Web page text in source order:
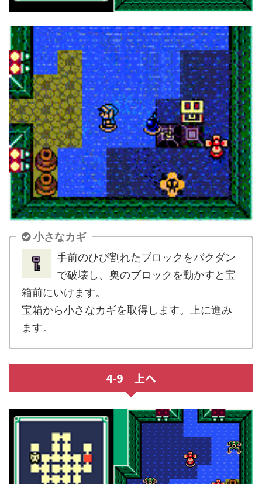
小さなカギ
手前のひび割れたブロックをバクダン
で破壊し、奥のブロックを動かすと宝
箱前にいけます。
宝箱から小さなカギを取得します。上に進み
ます。
4-9 上へ